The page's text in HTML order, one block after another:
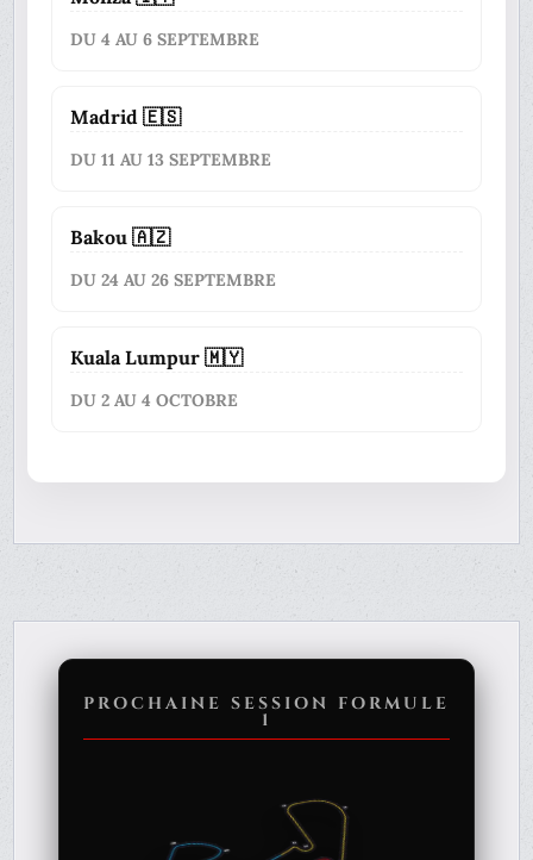
DU 4 AU 6 SEPTEMBRE
Madrid 🇪🇸
DU 11 AU 13 SEPTEMBRE
Bakou 🇦🇿
DU 24 AU 26 SEPTEMBRE
Kuala Lumpur 🇲🇾
DU 2 AU 4 OCTOBRE
PROCHAINE SESSION FORMULE
1